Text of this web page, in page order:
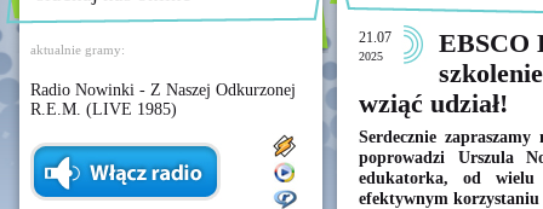
aktualnie gramy:
Radio Nowinki - Z Naszej Odkurzonej
R.E.M. (LIVE 1985)
21.07
2025
EBSCO
wziąć udział!
Serdecznie
poprowadzi Urszula
edukatorka, od
efektywnym